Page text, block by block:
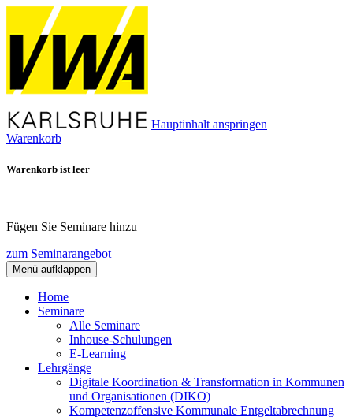
Hauptinhalt anspringen
Warenkorb
Warenkorb ist leer
Fügen Sie Seminare hinzu
zum Seminarangebot
Menü aufklappen
Home
Seminare
Alle Seminare
Inhouse-Schulungen
E-Learning
Lehrgänge
Digitale Koordination & Transformation in Kommunen
und Organisationen (DIKO)
Kompetenzoffensive Kommunale Entgeltabrechnung